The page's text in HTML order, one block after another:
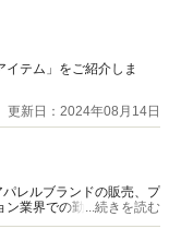
テム」をご紹介しま
更新日：2024年08月14日
レルブランドの販売、プ
ン業界での勤務経験から
...続きを読む